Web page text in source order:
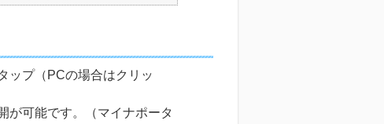
ップ（PCの場合はクリッ
が可能です。（マイナポータ